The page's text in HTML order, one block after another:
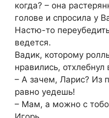
когда? – она
голове и спросила у
Настю-то
ведется.
Вадик, которому
нравились, отхлебнул
– А зачем, Ларис? Из
равно уедешь!
– Мам, а можно с